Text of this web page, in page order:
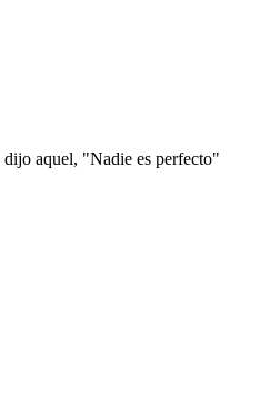
aquel, "Nadie es perfecto"